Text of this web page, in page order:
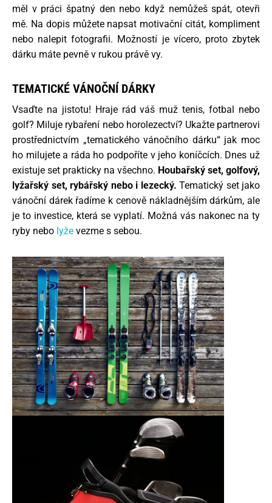
měl v práci špatný den nebo když nemůžeš spát, otevři
mě. Na dopis můžete napsat motivační citát, kompliment
nebo nalepit fotografii. Možností je vícero, proto zbytek
dárku máte pevně v rukou právě vy.
TEMATICKÉ VÁNOČNÍ DÁRKY
Vsaďte na jistotu! Hraje rád váš muž tenis, fotbal nebo
golf? Miluje rybaření nebo horolezectví? Ukažte partnerovi
prostřednictvím „tematického vánočního dárku“ jak moc
ho milujete a ráda ho podpoříte v jeho koníčcích. Dnes už
existuje set prakticky na všechno. Houbařský set, golfový,
lyžařský set, rybářský nebo i lezecký. Tematický set jako
vánoční dárek řadíme k cenově nákladnějším dárkům, ale
je to investice, která se vyplatí. Možná vás nakonec na ty
ryby nebo lyže vezme s sebou.